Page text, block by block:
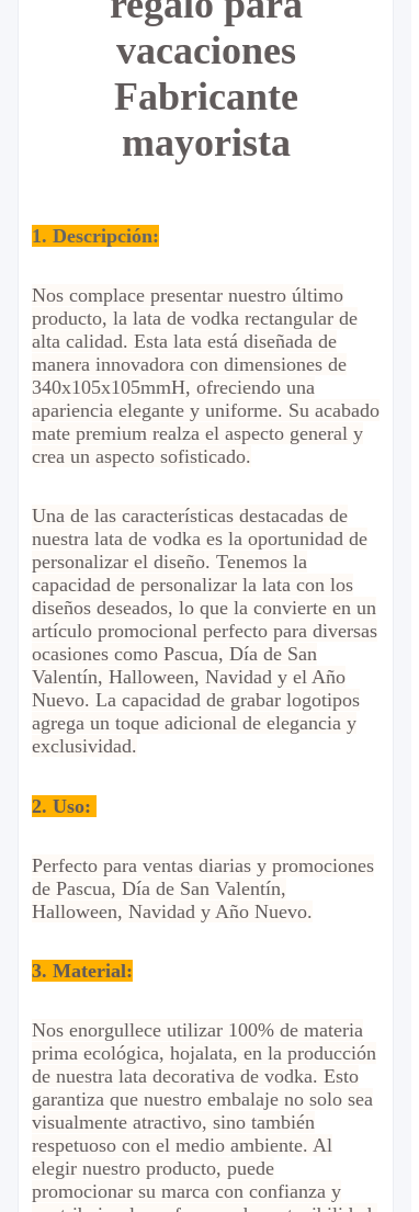
vacaciones
Fabricante
mayorista
1. Descripción:
Nos complace presentar nuestro último
producto, la lata de vodka rectangular de
alta calidad. Esta lata está diseñada de
manera innovadora con dimensiones de
340x105x105mmH, ofreciendo una
apariencia elegante y uniforme. Su acabado
mate premium realza el aspecto general y
crea un aspecto sofisticado.
Una de las características destacadas de
nuestra lata de vodka es la oportunidad de
personalizar el diseño. Tenemos la
capacidad de personalizar la lata con los
diseños deseados, lo que la convierte en un
artículo promocional perfecto para diversas
ocasiones como Pascua, Día de San
Valentín, Halloween, Navidad y el Año
Nuevo. La capacidad de grabar logotipos
agrega un toque adicional de elegancia y
exclusividad.
2. Uso:
Perfecto para ventas diarias y promociones
de Pascua, Día de San Valentín,
Halloween, Navidad y Año Nuevo.
3. Material:
Nos enorgullece utilizar 100% de materia
prima ecológica, hojalata, en la producción
de nuestra lata decorativa de vodka. Esto
garantiza que nuestro embalaje no solo sea
visualmente atractivo, sino también
respetuoso con el medio ambiente. Al
elegir nuestro producto, puede
promocionar su marca con confianza y